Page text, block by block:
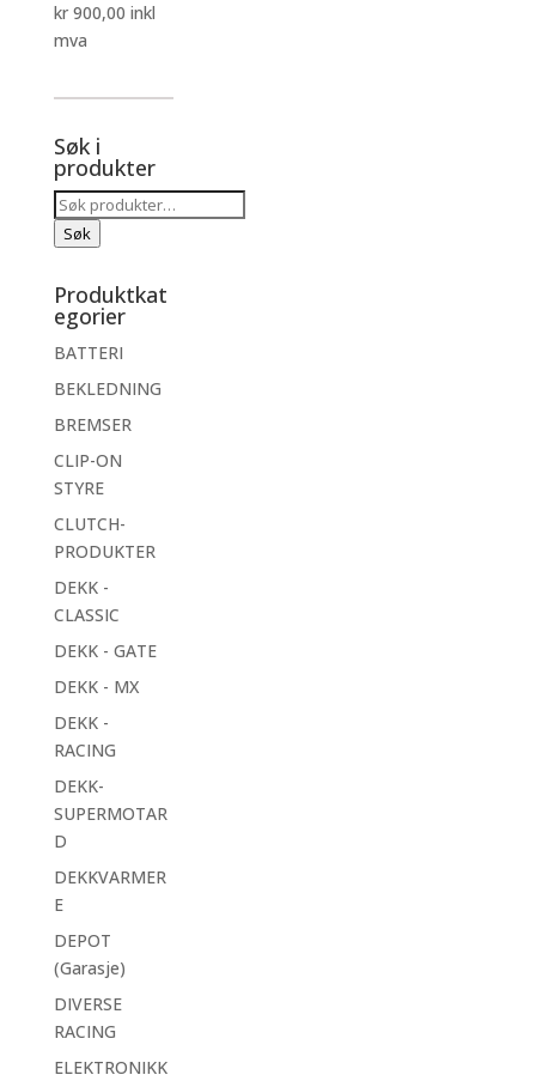
kr900,00 inkl
mva
Søk i
produkter
Søk
etter:
Søk
Produktkat
egorier
BATTERI
BEKLEDNING
BREMSER
CLIP-ON
STYRE
CLUTCH-
PRODUKTER
DEKK -
CLASSIC
DEKK - GATE
DEKK - MX
DEKK -
RACING
DEKK-
SUPERMOTAR
D
DEKKVARMER
E
DEPOT
(Garasje)
DIVERSE
RACING
ELEKTRONIKK